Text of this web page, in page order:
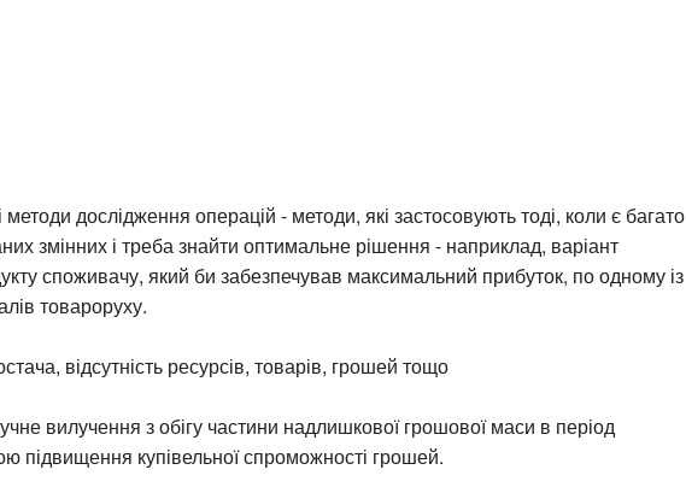
дослідження операцій - методи, які застосовують тоді, коли є багато
змінних і треба знайти оптимальне рішення - наприклад, варіант
споживачу, який би забезпечував максимальний прибуток, по одному із
товароруху.
відсутність ресурсів, товарів, грошей тощо
вилучення з обігу частини надлишкової грошової маси в період
підвищення купівельної спроможності грошей.